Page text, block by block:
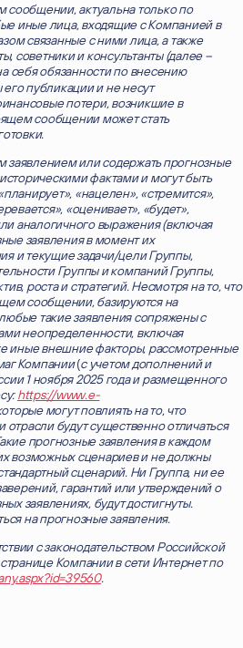
актуальна только по
иные лица, входящие с Компанией в
связанные с ними лица, а также
советники и консультанты (далее –
себя обязанности по внесению
публикации и не несут
потери, возникшие в
сообщении может стать
или содержать прогнозные
фактами и могут быть
«нацелен», «стремится»,
«оценивает», «будет»,
аналогичного выражения (включая
заявления в момент их
и текущие задачи/цели Группы,
Группы и компаний Группы,
роста и стратегий. Несмотря на то, что
сообщении, базируются на
такие заявления сопряжены с
неопределенности, включая
иные внешние факторы, рассмотренные
Компании(с учетом дополнений и
1 ноября 2025 года и размещенного
https://www.e-
могут повлиять на то, что
будут существенно отличаться
прогнозные заявления в каждом
возможных сценариев и не должны
сценарий. Ни Группа, ни ее
гарантий или утверждений о
заявлениях, будут достигнуты.
на прогнозные заявления.
с законодательством Российской
Компании в сети Интернет по
.